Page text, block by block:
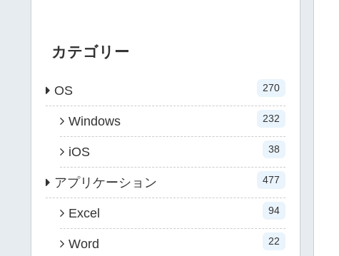
カテゴリー
OS 270
Windows 232
iOS 38
アプリケーション 477
Excel 94
Word 22